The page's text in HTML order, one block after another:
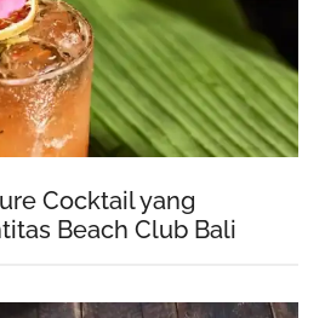
Cocktail yang
Beach Club Bali